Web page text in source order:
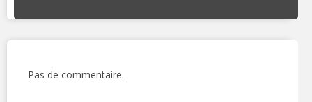
Pas de commentaire.